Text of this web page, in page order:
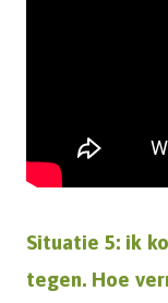
Situatie 5: ik
tegen. Hoe